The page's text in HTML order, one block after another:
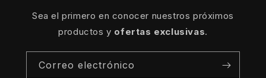
Sea el primero en conocer nuestros próximos
productos y ofertas exclusivas.
Correo electrónico